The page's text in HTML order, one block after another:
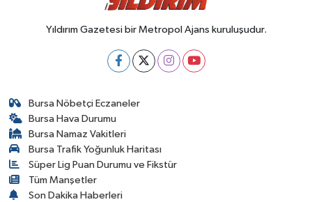
Yıldırım Gazetesi bir Metropol Ajans kuruluşudur.
Bursa Nöbetçi Eczaneler
Bursa Hava Durumu
Bursa Namaz Vakitleri
Bursa Trafik Yoğunluk Haritası
Süper Lig Puan Durumu ve Fikstür
Tüm Manşetler
Son Dakika Haberleri